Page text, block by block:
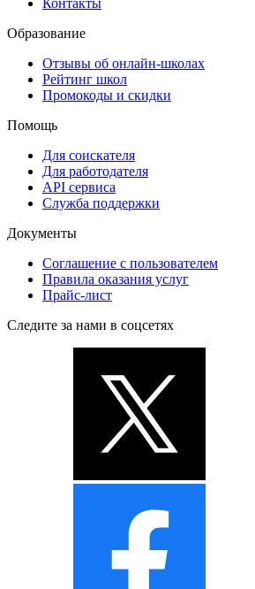
Образование
Отзывы об онлайн-школах
Рейтинг школ
Промокоды и скидки
Помощь
Для соискателя
Для работодателя
API сервиса
Служба поддержки
Документы
Соглашение с пользователем
Правила оказания услуг
Прайс-лист
Следите за нами в соцсетях